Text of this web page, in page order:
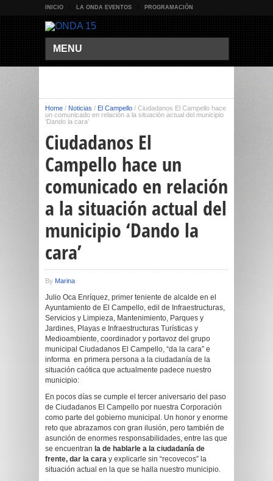
INICIO LA ONDA EVENTOS PROGRAMACIÓN
MENU
Home / Noticias / El Campello / Ciudadanos El Campello hace
un comunicado en relación a la situación actual del municipio
‘Dando la cara’
Ciudadanos El
Campello hace un
comunicado en relación
a la situación actual del
municipio ‘Dando la
cara’
By Marina
Julio Oca Enríquez, primer teniente de alcalde en el
Ayuntamiento de El Campello, edil de Infraestructuras,
Servicios y Limpieza, Mantenimiento, Parques y
Jardines, Playas e Infraestructuras Turísticas y
Medioambiente, coordinador y portavoz del grupo
municipal Ciudadanos El Campello, “da la cara” e
informa en primera persona a la ciudadanía de la
situación caótica que actualmente padece nuestro
municipio:
En pocos días se cumple el tercer aniversario del paso
de Ciudadanos El Campello por nuestra Corporación
como parte del gobierno municipal. Un honor y enorme
reto que abrazamos con gran ilusión, pero también de
asunción de enormes responsabilidades, entre las que
se encuentran la de hablarle a la ciudadanía de
frente, dar la cara y explicarle sin “recovecos” la
situación actual en la que se halla nuestro municipio.